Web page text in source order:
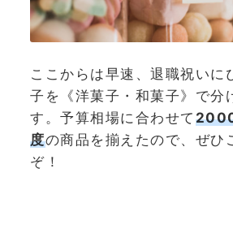
ここからは早速、退職祝いに
子を《洋菓子・和菓子》で分
す。予算相場に合わせて
度の商品を揃えたので、ぜひ
ぞ！